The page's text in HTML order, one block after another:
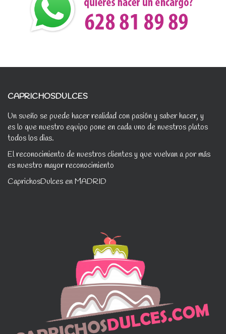
CAPRICHOSDULCES
Un sueño se puede hacer realidad con pasión y saber hacer, y
es lo que nuestro equipo pone en cada uno de nuestros platos
todos los dias.
El reconocimiento de nuestros clientes y que vuelvan a por más
es nuestro mayor reconocimiento
CaprichosDulces en MADRID